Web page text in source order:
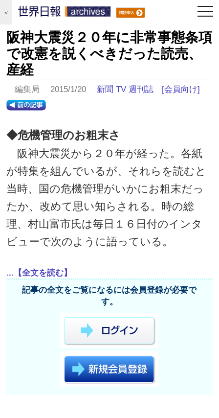
＜
阪神大震災２０年に非常事態条項
で改憲を説くべきだった読売、
産経
編集局 2015/1/20 新聞 TV 週刊誌 [会員向け]
◆危機管理のお粗末さ
阪神大震災から２０年が経った。各紙
が特集を組んでいるが、それらを読むと
当時、国の危機管理がいかにお粗末だっ
たか、改めて思い知らされる。時の総
理、村山富市氏は毎日１６日付のインタ
ビューで次のように語っている。
...【全文を読む】
記事の全文をご覧になるには会員登録が必要で
す。